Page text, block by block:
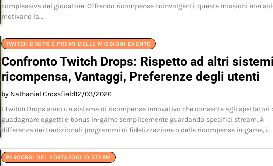
complessiva del giocatore. Offrendo ricompense coinvolgenti, queste missioni non
motivano la…
TWITCH DROPS E PREMI DELLE MISSIONI EVENTO
Confronto Twitch Drops: Rispetto ad altri
ricompensa, Vantaggi, Preferenze degli utenti
by Nathaniel Crossfield12/03/2026
I Twitch Drops sono un sistema di ricompense innovativo che consente agli spettatori
guadagnare oggetti e bonus in-game semplicemente guardando specifici stream. A
differenza dei tradizionali programmi di fidelizzazione o delle ricompense in-game, i…
PERCORSI DEL PORTAFOGLIO STEAM